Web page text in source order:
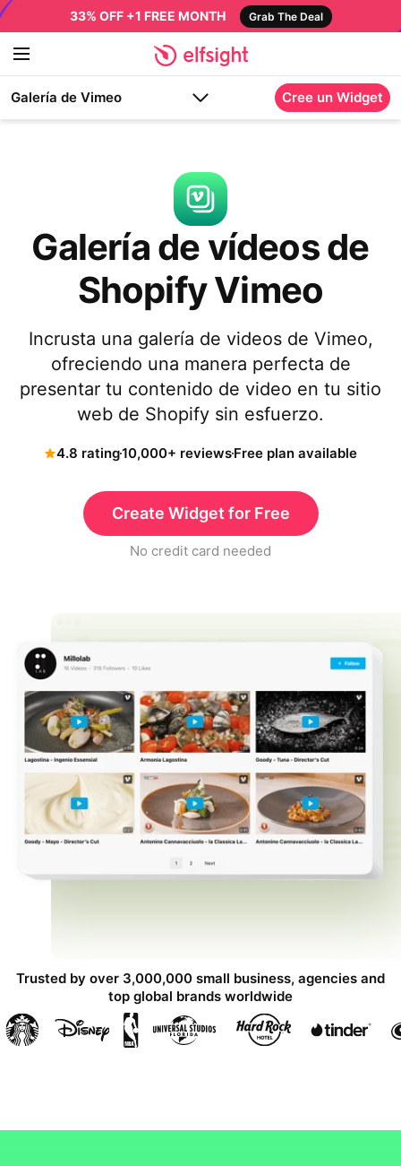
33% OFF +1 FREE MONTH Grab The Deal
Galería de Vimeo Cree un Widget
Galería de vídeos de
Shopify Vimeo
Incrusta una galería de videos de Vimeo,
ofreciendo una manera perfecta de
presentar tu contenido de video en tu sitio
web de Shopify sin esfuerzo.
4.8 rating10,000+ reviewsFree plan available
Create Widget for Free
No credit card needed
Trusted by over 3,000,000 small business, agencies and
top global brands worldwide